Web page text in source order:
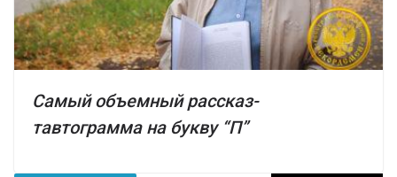
Самый объемный рассказ-
тавтограмма на букву “П”